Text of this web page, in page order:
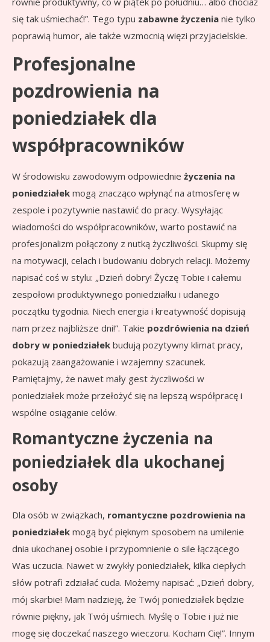
się tak uśmiechać!”. Tego typu zabawne życzenia nie tylko
poprawią humor, ale także wzmocnią więzi przyjacielskie.
Profesjonalne
pozdrowienia na
poniedziałek dla
współpracowników
W środowisku zawodowym odpowiednie życzenia na
poniedziałek mogą znacząco wpłynąć na atmosferę w
zespole i pozytywnie nastawić do pracy. Wysyłając
wiadomości do współpracowników, warto postawić na
profesjonalizm połączony z nutką życzliwości. Skupmy się
na motywacji, celach i budowaniu dobrych relacji. Możemy
napisać coś w stylu: „Dzień dobry! Życzę Tobie i całemu
zespołowi produktywnego poniedziałku i udanego
początku tygodnia. Niech energia i kreatywność dopisują
nam przez najbliższe dni!”. Takie pozdrówienia na dzień
dobry w poniedziałek budują pozytywny klimat pracy,
pokazują zaangażowanie i wzajemny szacunek.
Pamiętajmy, że nawet mały gest życzliwości w
poniedziałek może przełożyć się na lepszą współpracę i
wspólne osiąganie celów.
Romantyczne życzenia na
poniedziałek dla ukochanej
osoby
Dla osób w związkach, romantyczne pozdrowienia na
poniedziałek mogą być pięknym sposobem na umilenie
dnia ukochanej osobie i przypomnienie o sile łączącego
Was uczucia. Nawet w zwykły poniedziałek, kilka ciepłych
słów potrafi zdziałać cuda. Możemy napisać: „Dzień dobry,
mój skarbie! Mam nadzieję, że Twój poniedziałek będzie
równie piękny, jak Twój uśmiech. Myślę o Tobie i już nie
mogę się doczekać naszego wieczoru. Kocham Cię!”. Innym